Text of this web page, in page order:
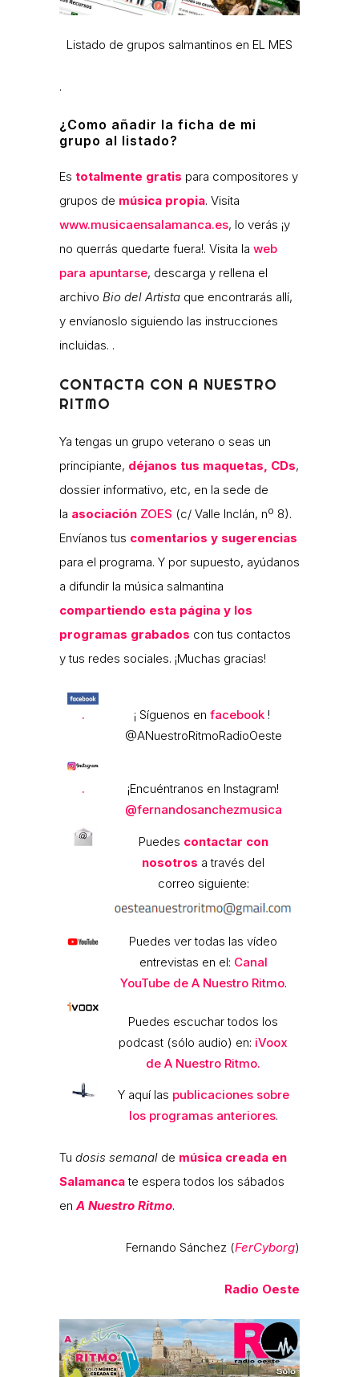
Listado de grupos salmantinos en EL MES
.
¿Como añadir la ficha de mi
grupo al listado?
Es totalmente gratis para compositores y
grupos de música propia. Visita
www.musicaensalamanca.es, lo verás ¡y
no querrás quedarte fuera!. Visita la web
para apuntarse, descarga y rellena el
archivo Bio del Artista que encontrarás allí,
y envíanoslo siguiendo las instrucciones
incluidas. .
CONTACTA CON A NUESTRO
RITMO
Ya tengas un grupo veterano o seas un
principiante, déjanos tus maquetas, CDs,
dossier informativo, etc, en la sede de
la asociación ZOES (c/ Valle Inclán, nº 8).
Envíanos tus comentarios y sugerencias
para el programa. Y por supuesto, ayúdanos
a difundir la música salmantina
compartiendo esta página y los
programas grabados con tus contactos
y tus redes sociales. ¡Muchas gracias!
. ¡ Síguenos en facebook!
@ANuestroRitmoRadioOeste
.
¡Encuéntranos en Instagram!
@fernandosanchezmusica
Puedes contactar con
nosotros a través del
correo siguiente:
Puedes ver todas las vídeo
entrevistas en el: Canal
YouTube de A Nuestro Ritmo.
Puedes escuchar todos los
podcast (sólo audio) en: iVoox
de A Nuestro Ritmo.
Y aquí las publicaciones sobre
los programas anteriores.
Tu dosis semanal de música creada en
Salamancate espera todos los sábados
enA Nuestro Ritmo.
Fernando Sánchez (FerCyborg)
Radio Oeste